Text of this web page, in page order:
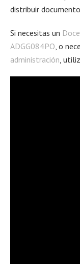
distribuir
Si necesitas un
ADGG084PO , o
administración ,